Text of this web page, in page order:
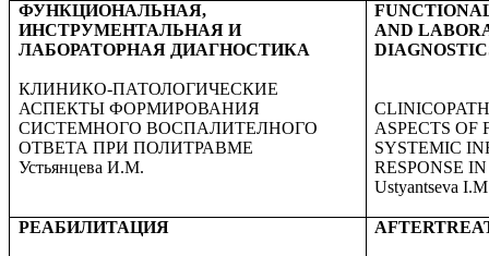
ФУНКЦИОНАЛЬНАЯ,
ИНСТРУМЕНТАЛЬНАЯ И
ЛАБОРАТОРНАЯ ДИАГНОСТИКА
КЛИНИКО-ПАТОЛОГИЧЕСКИЕ
АСПЕКТЫ ФОРМИРОВАНИЯ
СИСТЕМНОГО ВОСПАЛИТЕЛНОГО
ОТВЕТА ПРИ ПОЛИТРАВМЕ
Устьянцева И.М.
AND
ASPECTS OF
SYSTEMIC
RESPONSE
Ustyantseva
РЕАБИЛИТАЦИЯ